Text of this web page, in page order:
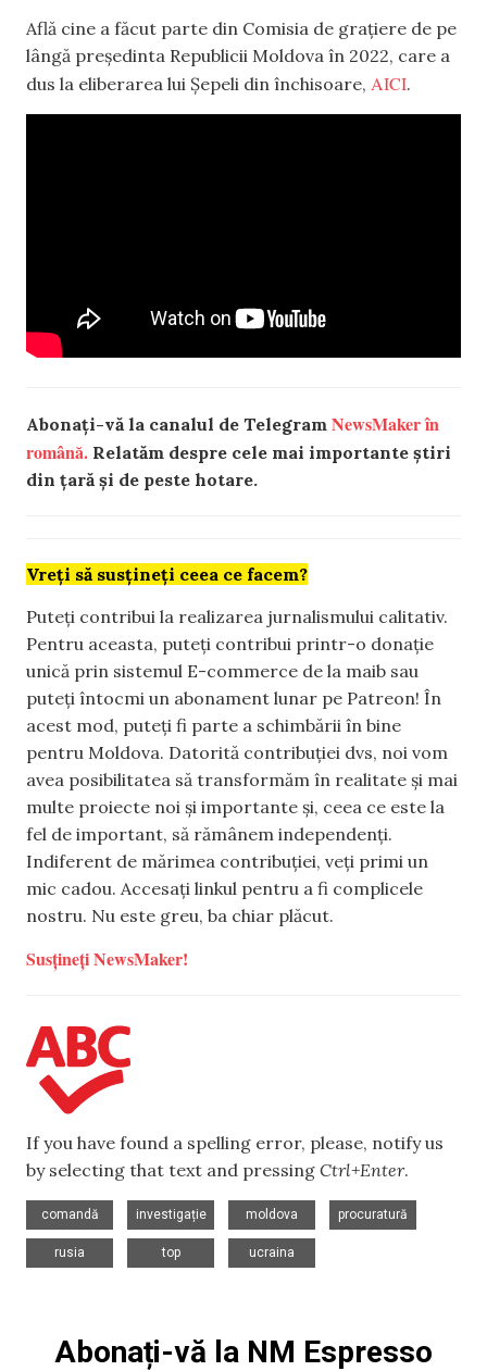
Află cine a făcut parte din Comisia de grațiere de pe
lângă președinta Republicii Moldova în 2022, care a
dus la eliberarea lui Șepeli din închisoare, AICI.
Abonați-vă la canalul de Telegram NewsMaker în
română. Relatăm despre cele mai importante știri
din țară și de peste hotare.
Vreți să susțineți ceea ce facem?
Puteți contribui la realizarea jurnalismului calitativ.
Pentru aceasta, puteți contribui printr-o donație
unică prin sistemul E-commerce de la maib sau
puteți întocmi un abonament lunar pe Patreon! În
acest mod, puteți fi parte a schimbării în bine
pentru Moldova. Datorită contribuției dvs, noi vom
avea posibilitatea să transformăm în realitate și mai
multe proiecte noi și importante și, ceea ce este la
fel de important, să rămânem independenți.
Indiferent de mărimea contribuției, veți primi un
mic cadou. Accesați linkul pentru a fi complicele
nostru. Nu este greu, ba chiar plăcut.
Susțineți NewsMaker!
If you have found a spelling error, please, notify us
by selecting that text and pressing Ctrl+Enter.
comandă
investigație
moldova
procuratură
rusia
top
ucraina
Abonați-vă la NM Espresso